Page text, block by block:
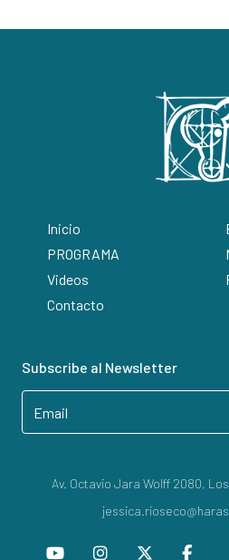
Inicio
PROGRAMA
Videos
Contacto
Subscribe al Newsletter
Av. Octavio Jara Wolff 2080,